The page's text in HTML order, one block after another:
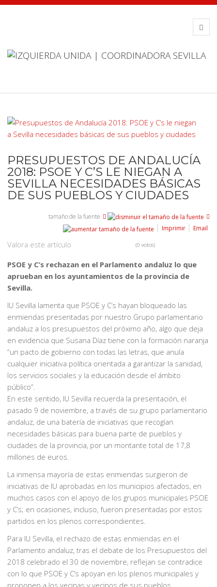
PRESUPUESTOS DE ANDALUCÍA
2018: PSOE Y C’S LE NIEGAN A
SEVILLA NECESIDADES BÁSICAS
DE SUS PUEBLOS Y CIUDADES
tamaño de la fuente
Imprimir
Email
Valora este artículo (0 votos)
PSOE y C’s rechazan en el Parlamento andaluz lo que
aprueban en los ayuntamientos de la provincia de
Sevilla.
IU Sevilla lamenta que PSOE y C’s hayan bloqueado las
enmiendas presentadas por nuestro Grupo parlamentario
andaluz a los presupuestos del próximo año, algo que deja
en evidencia que Susana Díaz tiene con la formación naranja
“un pacto de gobierno con todas las letras, que anula
cualquier iniciativa política orientada a garantizar la sanidad,
los servicios sociales y la educación desde el ámbito
público”.
En este sentido, IU Sevilla recuerda la presentación, el
pasado 9 de noviembre, a través de su grupo parlamentario
andaluz, de una batería de iniciativas que recogían
necesidades básicas para buena parte de pueblos y
ciudades de la provincia, por un montante total de 17,8
millones de euros.
La inmensa mayoría de estas enmiendas surgieron de
iniciativas de IU aprobadas en los municipios afectados, en
muchos casos con el apoyo de los grupos municipales PSOE
y C’s; en ocasiones, incluso, fueron presentadas por estos
partidos en los plenos correspondientes.
Para IU Sevilla, el rechazo de estas enmiendas en el
Parlamento andaluz, tras el debate de los Presupuestos del
2018 celebrado el 30 de noviembre, reflejan se contradice
con lo que PSOE y C’s apoyan en los plenos municipales y
proponen a los vecinas y vecinos de sus pueblos.